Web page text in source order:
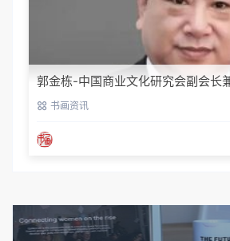
郭金栋-中国商业文化研究会副会长
书画资讯